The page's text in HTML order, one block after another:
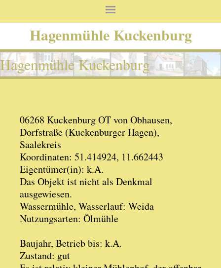
Hagenmühle Kuckenburg
Hagenmühle Kuckenburg
06268 Kuckenburg OT von Obhausen,
Dorfstraße (Kuckenburger Hagen),
Saalekreis
Koordinaten: 51.414924, 11.662443
Eigentümer(in): k.A.
Das Objekt ist nicht als Denkmal
ausgewiesen.
Wassermühle, Wasserlauf: Weida
Nutzungsarten: Ölmühle
Baujahr, Betrieb bis: k.A.
Zustand: gut